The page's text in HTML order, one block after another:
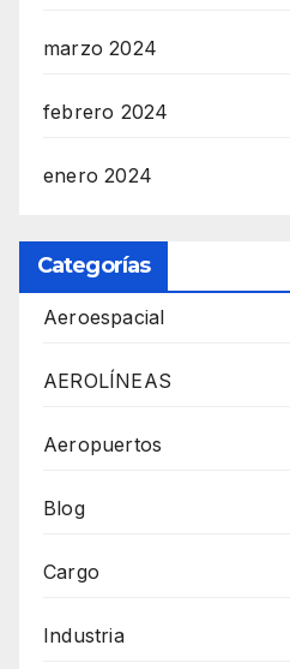
marzo 2024
febrero 2024
enero 2024
Categorías
Aeroespacial
AEROLÍNEAS
Aeropuertos
Blog
Cargo
Industria